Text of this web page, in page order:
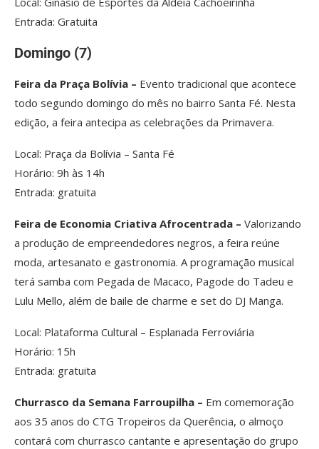
Entrada: Gratuita
Domingo (7)
Feira da Praça Bolívia – Evento tradicional que acontece
todo segundo domingo do mês no bairro Santa Fé. Nesta
edição, a feira antecipa as celebrações da Primavera.
Local: Praça da Bolívia – Santa Fé
Horário: 9h às 14h
Entrada: gratuita
Feira de Economia Criativa Afrocentrada – Valorizando
a produção de empreendedores negros, a feira reúne
moda, artesanato e gastronomia. A programação musical
terá samba com Pegada de Macaco, Pagode do Tadeu e
Lulu Mello, além de baile de charme e set do DJ Manga.
Local: Plataforma Cultural – Esplanada Ferroviária
Horário: 15h
Entrada: gratuita
Churrasco da Semana Farroupilha – Em comemoração
aos 35 anos do CTG Tropeiros da Querência, o almoço
contará com churrasco cantante e apresentação do grupo